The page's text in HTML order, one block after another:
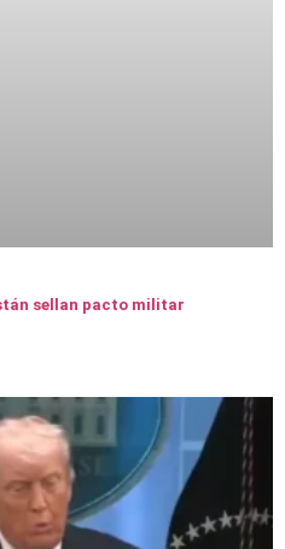
sellan pacto militar